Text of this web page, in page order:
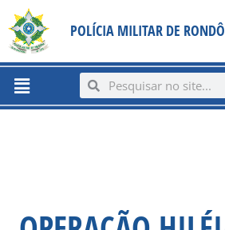
content
para
conteúdo
POLÍCIA MILITAR DE
Menu SearchSearch